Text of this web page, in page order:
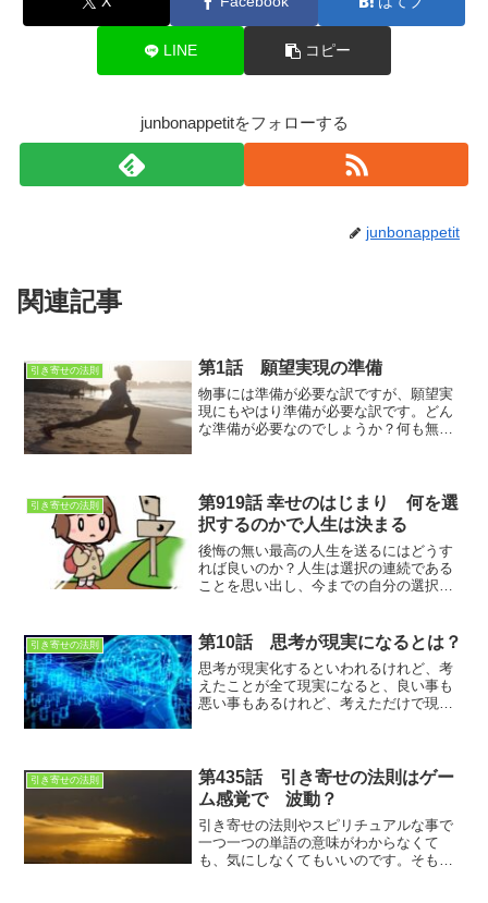
LINE コピー
junbonappetitをフォローする
junbonappetit
関連記事
引き寄せの法則 第1話 願望実現の準備
物事には準備が必要な訳ですが、願望実
現にもやはり準備が必要な訳です。どん
な準備が必要なのでしょうか？何も無く
引き寄せの法則
第919話 幸せのはじまり 何を選
択するのかで人生は決まる
後悔の無い最高の人生を送るにはどうす
れば良いのか？人生は選択の連続である
ことを思い出し、今までの自分の選択を
引き寄せの法則 第10話 思考が現実になるとは？
思考が現実化するといわれるけれど、考
えたことが全て現実になると、良い事も
悪い事もあるけれど、考えただけで現実
引き寄せの法則
第435話 引き寄せの法則はゲー
ム感覚で 波動？
引き寄せの法則やスピリチュアルな事で
一つ一つの単語の意味がわからなくて
も、気にしなくてもいいのです。そもそ